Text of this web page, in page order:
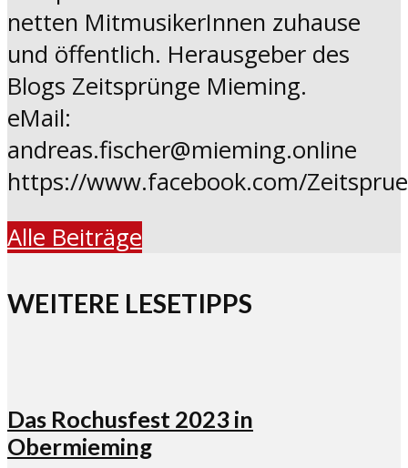
netten MitmusikerInnen zuhause
und öffentlich. Herausgeber des
Blogs Zeitsprünge Mieming.
eMail:
andreas.fischer@mieming.online
https://www.facebook.com/
Alle Beiträge
WEITERE LESETIPPS
Das Rochusfest 2023 in
Obermieming